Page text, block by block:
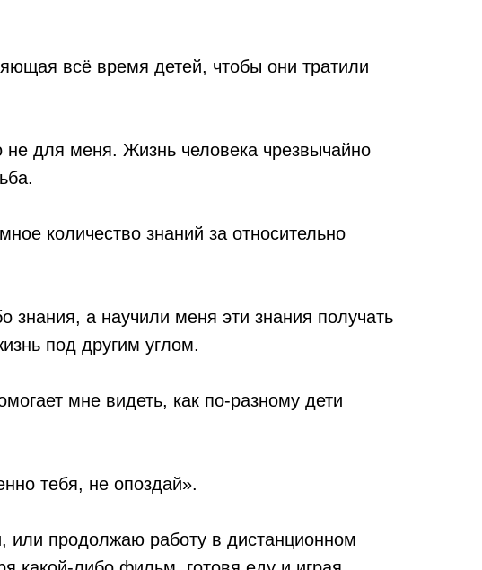
всё время детей, чтобы они тратили
для меня. Жизнь человека чрезвычайно
количество знаний за относительно
знания, а научили меня эти знания получать
под другим углом.
мне видеть, как по-разному дети
тебя, не опоздай».
или продолжаю работу в дистанционном